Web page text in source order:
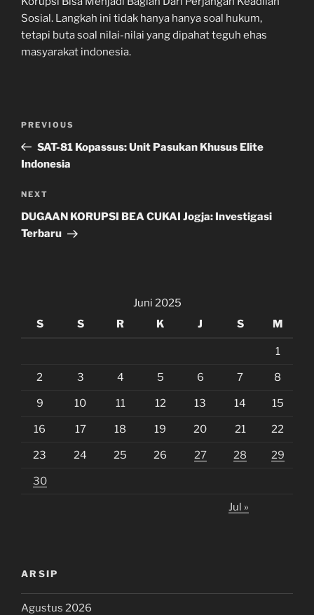
Sosial. Langkah ini tidak hanya hanya soal hukum,
tetapi buta soal nilai-nilai yang dipahat teguh ehas
masyarakat indonesia.
Previous
Post
PREVIOUS
SAT-81 Kopassus: Unit Pasukan Khusus Elite
Indonesia
Next
Post
NEXT
DUGAAN KORUPSI BEA CUKAI Jogja: Investigasi
Terbaru
Juni 2025
S
S R K J S M
1
2 3 4 5 6 7 8
9 10 11 12 13 14 15
16 17 18 19 20 21 22
23 24 25 26 27 28 29
30
Jul »
ARSIP
Agustus 2026